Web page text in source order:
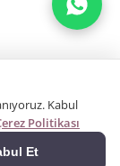
Kabul
Politikası
Et